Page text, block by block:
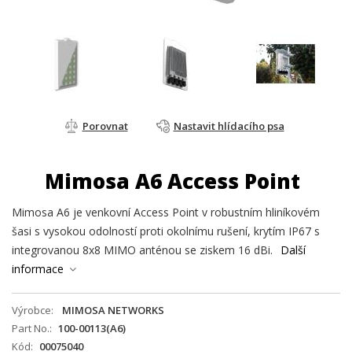
Porovnat Nastavit hlídacího psa
Mimosa A6 Access Point
Mimosa A6 je venkovní Access Point v robustním hliníkovém
šasi s vysokou odolností proti okolnímu rušení, krytím IP67 s
integrovanou 8x8 MIMO anténou se ziskem 16 dBi.
Další
informace
Výrobce
MIMOSA NETWORKS
Part No.
100-00113(A6)
Kód
00075040